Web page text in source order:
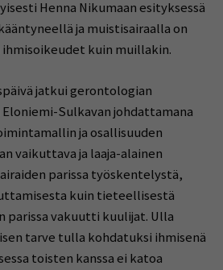
Henna Nikumaan esityksessä
ja muistisairaalla on
ihmisoikeudet kuin muillakin.
jatkui gerontologian
Sulkavan johdattamana
ja osallisuuden
vaikuttava ja laaja-alainen
parissa työskentelystä,
kuin tieteellisestä
parissa vakuutti kuulijat. Ulla
tarve tulla kohdatuksi ihmisenä
toisten kanssa ei katoa